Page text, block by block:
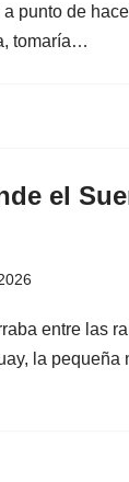
punto de
tomaría…
el
entre las
la